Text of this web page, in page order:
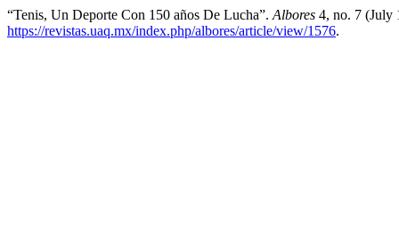
“Tenis, Un Deporte Con 150 años De Lucha”. Albores 4, no. 7 (July
https://revistas.uaq.mx/index.php/albores/article/view/1576.